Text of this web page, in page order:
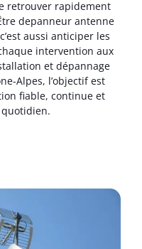
retrouver rapidement
depanneur antenne
aussi anticiper les
intervention aux
et dépannage
Alpes, l’objectif est
fiable, continue et
quotidien.